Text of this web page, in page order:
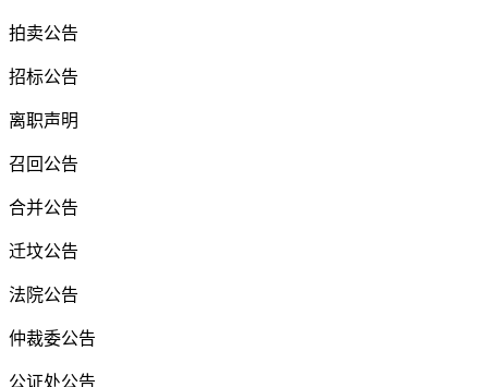
拍卖公告
招标公告
离职声明
召回公告
合并公告
迁坟公告
法院公告
仲裁委公告
公证处公告